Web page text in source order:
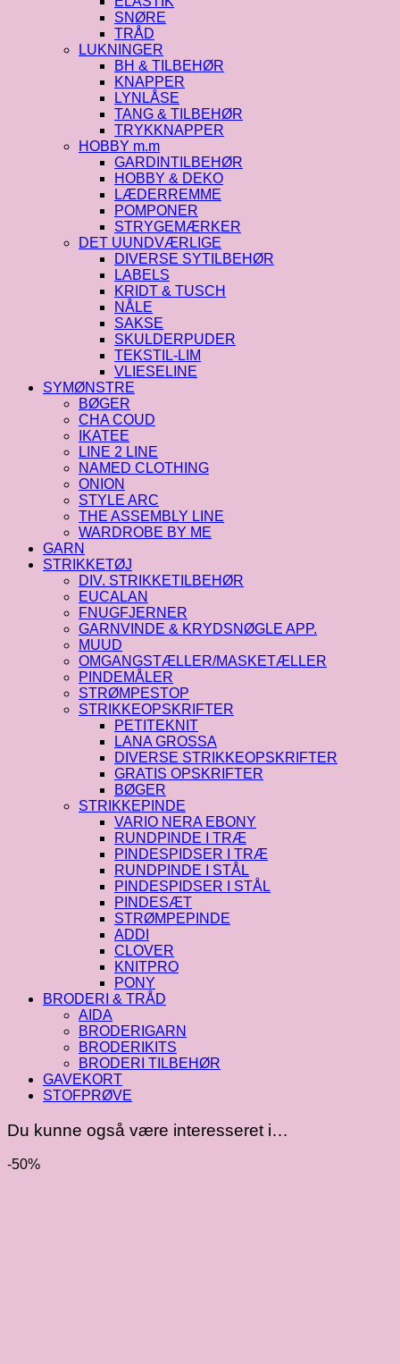
SNØRE
TRÅD
LUKNINGER
BH & TILBEHØR
KNAPPER
LYNLÅSE
TANG & TILBEHØR
TRYKKNAPPER
HOBBY m.m
GARDINTILBEHØR
HOBBY & DEKO
LÆDERREMME
POMPONER
STRYGEMÆRKER
DET UUNDVÆRLIGE
DIVERSE SYTILBEHØR
LABELS
KRIDT & TUSCH
NÅLE
SAKSE
SKULDERPUDER
TEKSTIL-LIM
VLIESELINE
SYMØNSTRE
BØGER
CHA COUD
IKATEE
LINE 2 LINE
NAMED CLOTHING
ONION
STYLE ARC
THE ASSEMBLY LINE
WARDROBE BY ME
GARN
STRIKKETØJ
DIV. STRIKKETILBEHØR
EUCALAN
FNUGFJERNER
GARNVINDE & KRYDSNØGLE APP.
MUUD
OMGANGSTÆLLER/MASKETÆLLER
PINDEMÅLER
STRØMPESTOP
STRIKKEOPSKRIFTER
PETITEKNIT
LANA GROSSA
DIVERSE STRIKKEOPSKRIFTER
GRATIS OPSKRIFTER
BØGER
STRIKKEPINDE
VARIO NERA EBONY
RUNDPINDE I TRÆ
PINDESPIDSER I TRÆ
RUNDPINDE I STÅL
PINDESPIDSER I STÅL
PINDESÆT
STRØMPEPINDE
ADDI
CLOVER
KNITPRO
PONY
BRODERI & TRÅD
AIDA
BRODERIGARN
BRODERIKITS
BRODERI TILBEHØR
GAVEKORT
STOFPRØVE
Du kunne også være interesseret i…
-50%